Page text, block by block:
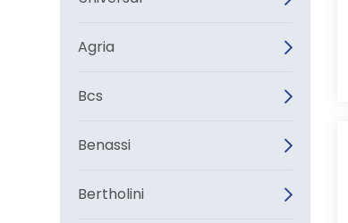
Agria
Bcs
Benassi
Bertholini